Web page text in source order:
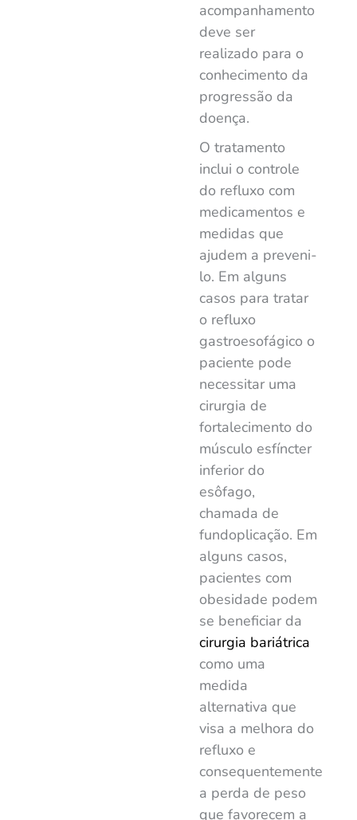
acompanhamento
deve ser
realizado para o
conhecimento da
progressão da
doença.
O tratamento
inclui o controle
do refluxo com
medicamentos e
medidas que
ajudem a preveni-
lo. Em alguns
casos para tratar
o refluxo
gastroesofágico o
paciente pode
necessitar uma
cirurgia de
fortalecimento do
músculo esfíncter
inferior do
esôfago,
chamada de
fundoplicação. Em
alguns casos,
pacientes com
obesidade podem
se beneficiar da
cirurgia bariátrica
como uma
medida
alternativa que
visa a melhora do
refluxo e
consequentemente
a perda de peso
que favorecem a